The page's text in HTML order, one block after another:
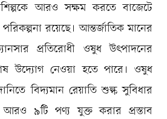
আরও সক্ষম করতে বাজেটে
রয়েছে। আন্তর্জাতিক মানের
প্রতিরোধী ওষুধ উৎপাদনের
উদ্যোগ নেওয়া হতে পারে। ওষুধ
বিদ্যমান রেয়াতি শুল্ক সুবিধার
৯টি পণ্য যুক্ত করার প্রস্তাব